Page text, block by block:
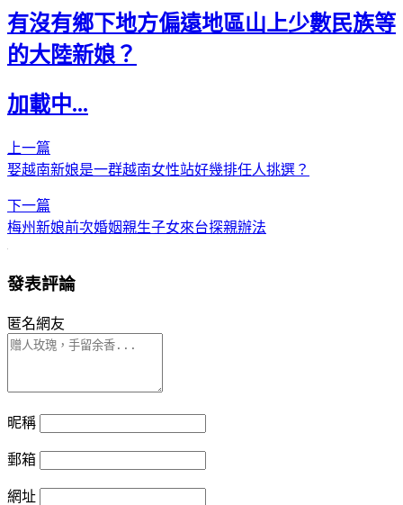
有沒有鄉下地方偏遠地區山上少數民族等
的大陸新娘？
加載中...
上一篇
娶越南新娘是一群越南女性站好幾排任人挑選？
下一篇
梅州新娘前次婚姻親生子女來台探親辦法
發表評論
匿名網友
昵稱
郵箱
網址